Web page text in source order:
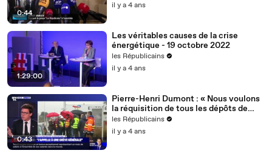
0:44
il y a 4 ans
1:29:00
Les véritables causes de la crise
énergétique - 19 octobre 2022
les Républicains
il y a 4 ans
0:43
Pierre-Henri Dumont : « Nous voulons
la réquisition de tous les dépôts de
carburant ! »
les Républicains
il y a 4 ans